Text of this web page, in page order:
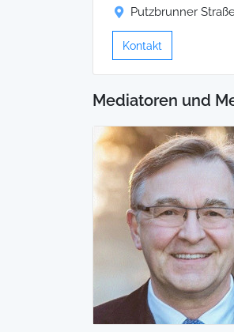
Putzbrunner
Kontakt
Mediatoren und